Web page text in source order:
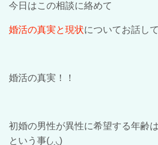
今日はこの相談に絡めて
婚活の真実と現状についてお話し
婚活の真実！！
初婚の男性が異性に希望する年齢は
という事(◞‸◟)